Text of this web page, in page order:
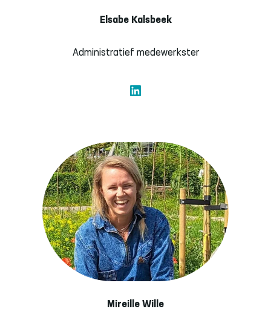
Elsabe Kalsbeek
Administratief medewerkster
LinkedIn
Mireille Wille